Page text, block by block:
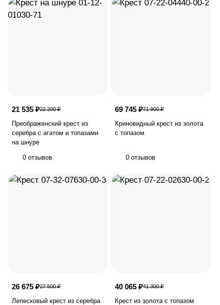
21 535 ₽22 200 ₽
Преображенский крест из
серебра с агатом и топазами
на шнуре
0 отзывов
69 745 ₽71 900 ₽
Криновидный крест из золота
с топазом
0 отзывов
26 675 ₽27 500 ₽
Лепесковый крест из серебра
40 065 ₽41 300 ₽
Крест из золота с топазом